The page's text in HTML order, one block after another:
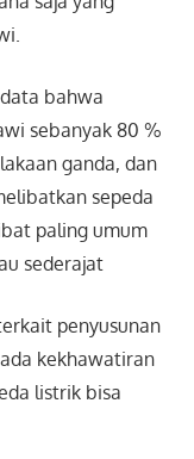
bahwa
sebanyak 80 %
ganda, dan
sepeda
paling umum
sederajat
penyusunan
kekhawatiran
listrik bisa